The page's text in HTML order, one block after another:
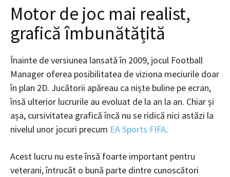
Motor de joc mai realist,
grafică îmbunătățită
Înainte de versiunea lansată în 2009, jocul Football
Manager oferea posibilitatea de viziona meciurile doar
în plan 2D. Jucătorii apăreau ca niște buline pe ecran,
însă ulterior lucrurile au evoluat de la an la an. Chiar și
așa, cursivitatea grafică încă nu se ridică nici astăzi la
nivelul unor jocuri precum EA Sports FIFA.
Acest lucru nu este însă foarte important pentru
veterani, întrucât o bună parte dintre cunoscători